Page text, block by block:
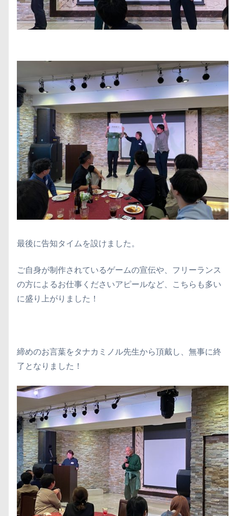
最後に告知タイムを設けました。
ご自身が制作されているゲームの宣伝や、フリーランス
の方によるお仕事くださいアピールなど、こちらも多い
に盛り上がりました！
締めのお言葉をタナカミノル先生から頂戴し、無事に終
了となりました！